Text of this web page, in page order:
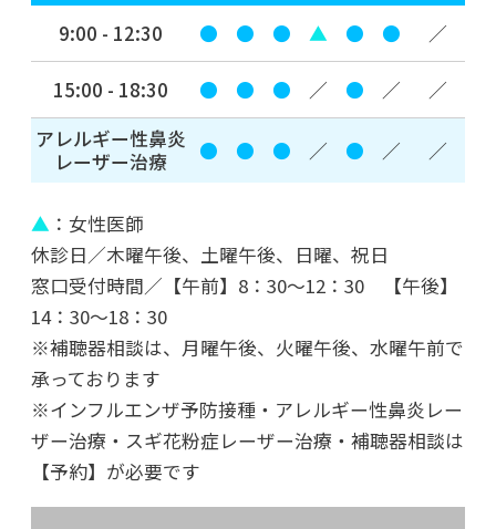
2022年03月03日
3月3日の世界に
2022年01月31日
横浜キッド
2022年01月14日
2022年 新年のご挨拶
2021年のブログ
2021年11月29日
日々是好日
2021年09月10日
9:00 - 12:30 ● ● ● ▲ ● ● ／
15:00 - 18:30 ● ● ● ／ ● ／
／
アレルギー性鼻炎
レーザー治療
● ● ● ／ ● ／ ／
▲ ：女性医師
休診日／木曜午後、土曜午後、日曜、祝日
窓口受付時間／【午前】8：30～12：30 【午後】
14：30～18：30
※補聴器相談は、月曜午後、火曜午後、水曜午前で
承っております
※インフルエンザ予防接種・アレルギー性鼻炎レー
ザー治療・スギ花粉症レーザー治療・補聴器相談は
【予約】が必要です